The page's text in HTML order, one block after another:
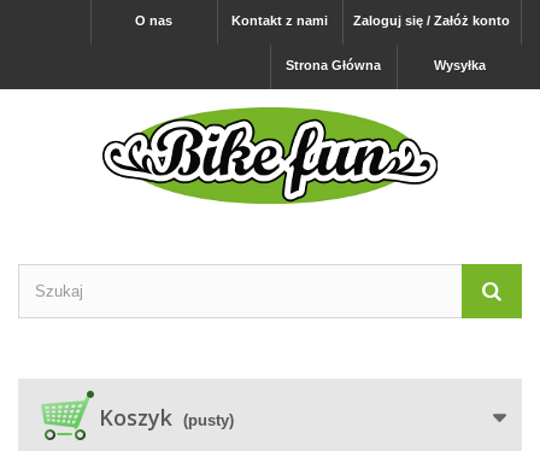
Zaloguj się / Załóż konto
Kontakt z nami
O nas
Wysyłka
Strona Główna
Koszyk (pusty)